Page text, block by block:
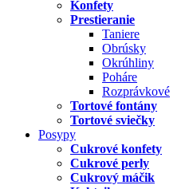
Konfety
Prestieranie
Taniere
Obrúsky
Okrúhliny
Poháre
Rozprávkové
Tortové fontány
Tortové sviečky
Posypy
Cukrové konfety
Cukrové perly
Cukrový máčik